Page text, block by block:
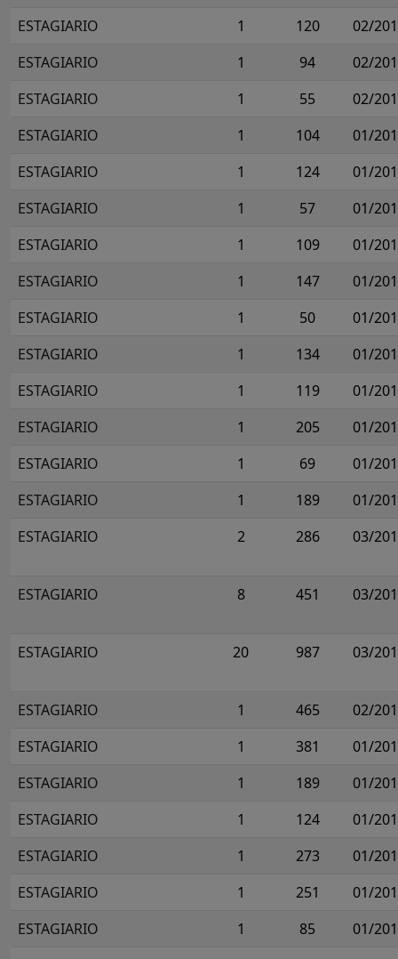
ESTAGIARIO
1 120
02/
ESTAGIARIO
1 94
02/
ESTAGIARIO
1 55
02/
ESTAGIARIO
1 104
01/
ESTAGIARIO
1 124
01/
ESTAGIARIO
1 57
01/
ESTAGIARIO
1 109
01/
ESTAGIARIO
1 147
01/
ESTAGIARIO
1 50
01/
ESTAGIARIO
1 134
01/
ESTAGIARIO
1 119
01/
ESTAGIARIO
1 205
01/
ESTAGIARIO
1 69
01/
ESTAGIARIO
1 189
01/
ESTAGIARIO
2 286 03/
ESTAGIARIO 8 451 03/
ESTAGIARIO 20 987 03/
ESTAGIARIO 1 465
02/
ESTAGIARIO
1 381
01/
ESTAGIARIO
1 189
01/
ESTAGIARIO
1 124
01/
ESTAGIARIO
1 273
01/
ESTAGIARIO
1 251
01/
ESTAGIARIO
1 85
01/